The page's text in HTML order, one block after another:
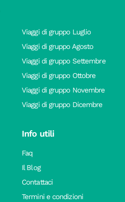
Viaggi di gruppo Luglio
Viaggi di gruppo Agosto
Viaggi di gruppo Settembre
Viaggi di gruppo Ottobre
Viaggi di gruppo Novembre
Viaggi di gruppo Dicembre
Info utili
Faq
Il Blog
Contattaci
Termini e condizioni